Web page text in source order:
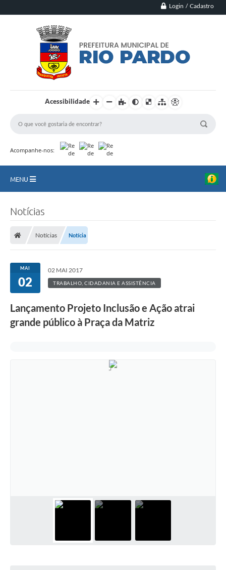
Login / Cadastro
Acessibilidade
Acompanhe-nos:
MENU
ACESSO À INFORMAÇÃO
Publicações Oficiais
Notícias
Contas Públicas
Notícias
Notícias Notícia
MAI
02
02 MAI 2017
TRABALHO, CIDADANIA E ASSISTÊNCIA
Lançamento Projeto Inclusão e Ação atrai
grande público à Praça da Matriz